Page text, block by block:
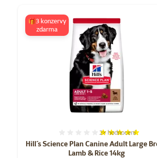
Hill´s Science Plan Canine Adult Large
Lamb & Rice 14kg
Hodnocení 100%,
2× hodnocení
🎁3 konzervy
zdarma